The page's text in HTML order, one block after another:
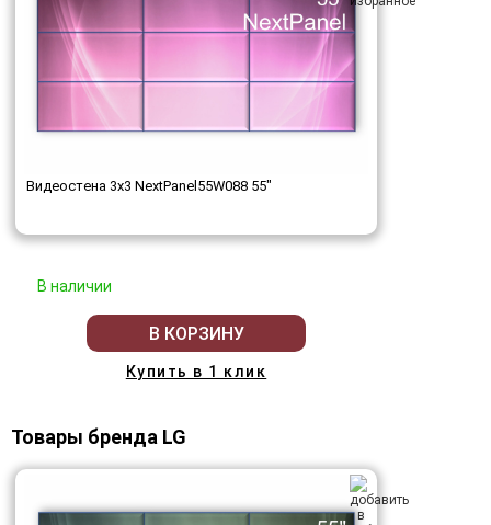
Видеостена 3x3 NextPanel55W088 55"
В наличии
В КОРЗИНУ
Купить в 1 клик
Товары бренда LG